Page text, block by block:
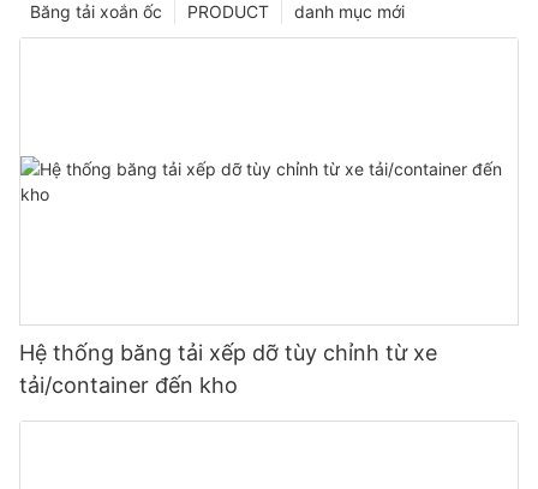
danh mục mới
PRODUCT
Băng tải xoắn ốc
Hệ thống băng tải xếp dỡ tùy chỉnh từ xe
tải/container đến kho